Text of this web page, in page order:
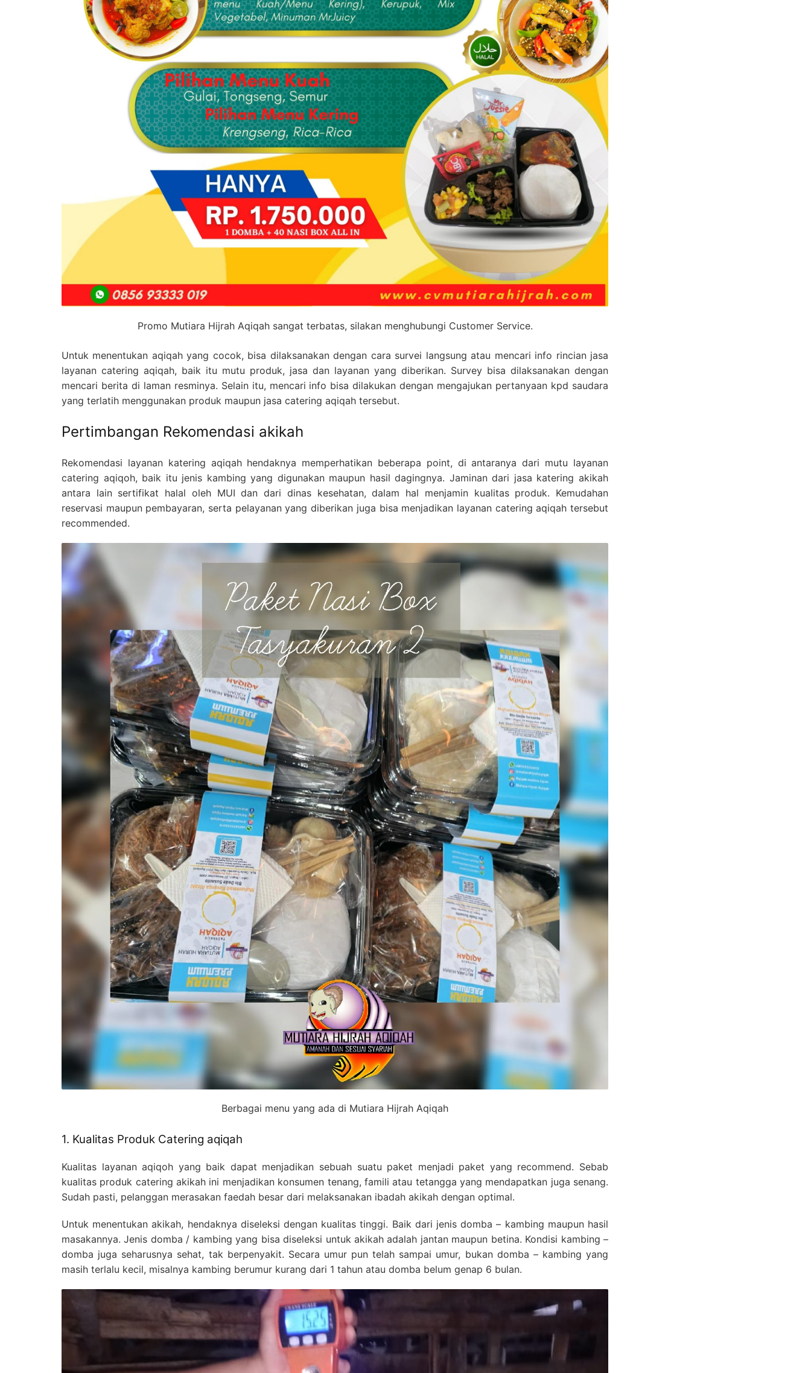
Promo Mutiara Hijrah Aqiqah sangat terbatas, silakan menghubungi Customer Service.
Untuk menentukan aqiqah yang cocok, bisa dilaksanakan dengan cara survei langsung atau mencari info rincian jasa
layanan catering aqiqah, baik itu mutu produk, jasa dan layanan yang diberikan. Survey bisa dilaksanakan dengan
mencari berita di laman resminya. Selain itu, mencari info bisa dilakukan dengan mengajukan pertanyaan kpd saudara
yang terlatih menggunakan produk maupun jasa catering aqiqah tersebut.
Pertimbangan Rekomendasi akikah
Rekomendasi layanan katering aqiqah hendaknya memperhatikan beberapa point, di antaranya dari mutu layanan
catering aqiqoh, baik itu jenis kambing yang digunakan maupun hasil dagingnya. Jaminan dari jasa katering akikah
antara lain sertifikat halal oleh MUI dan dari dinas kesehatan, dalam hal menjamin kualitas produk. Kemudahan
reservasi maupun pembayaran, serta pelayanan yang diberikan juga bisa menjadikan layanan catering aqiqah tersebut
recommended.
Berbagai menu yang ada di Mutiara Hijrah Aqiqah
1. Kualitas Produk Catering aqiqah
Kualitas layanan aqiqoh yang baik dapat menjadikan sebuah suatu paket menjadi paket yang recommend. Sebab
kualitas produk catering akikah ini menjadikan konsumen tenang, famili atau tetangga yang mendapatkan juga senang.
Sudah pasti, pelanggan merasakan faedah besar dari melaksanakan ibadah akikah dengan optimal.
Untuk menentukan akikah, hendaknya diseleksi dengan kualitas tinggi. Baik dari jenis domba – kambing maupun hasil
masakannya. Jenis domba / kambing yang bisa diseleksi untuk akikah adalah jantan maupun betina. Kondisi kambing –
domba juga seharusnya sehat, tak berpenyakit. Secara umur pun telah sampai umur, bukan domba – kambing yang
masih terlalu kecil, misalnya kambing berumur kurang dari 1 tahun atau domba belum genap 6 bulan.